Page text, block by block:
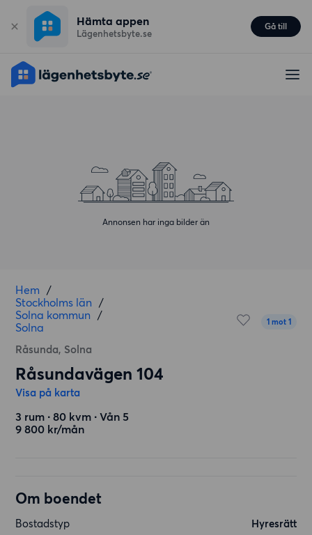
Hämta appen
Lägenhetsbyte.se
Gå till
Annonsen har inga bilder än
Hem /
Stockholms län /
Solna kommun /
Solna
Råsunda, Solna
1 mot 1
Råsundavägen 104
Visa på karta
3 rum ∙ 80 kvm ∙ Vån 5
9 800 kr/mån
Om boendet
Bostadstyp
Hyresrätt